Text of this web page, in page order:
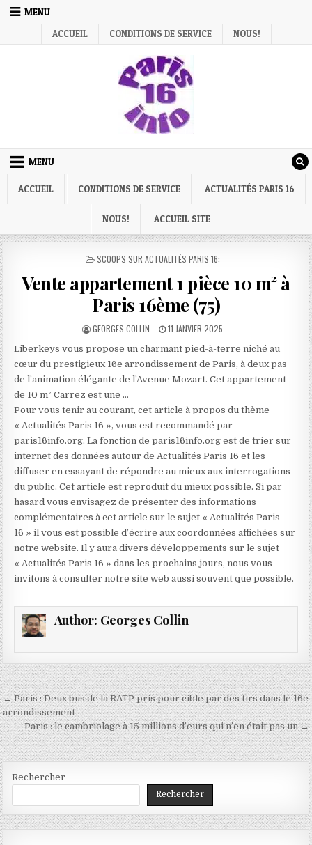
Skip
MENU
ACCUEIL
CONDITIONS DE SERVICE NOUS!
MENU
ACCUEIL CONDITIONS DE SERVICE ACTUALITÉS PARIS 16
NOUS! ACCUEIL SITE
POSTED
SCOOPS SUR ACTUALITÉS PARIS 16:
Vente appartement 1 pièce 10 m² à
Paris 16ème (75)
AUTHOR:
GEORGES COLLIN
PUBLISHED
11 JANVIER 2025
Liberkeys vous propose un charmant pied-à-terre niché au
cœur du prestigieux 16e arrondissement de Paris, à deux pas
de l’animation élégante de l’Avenue Mozart. Cet appartement
de 10 m² Carrez est une …
Pour vous tenir au courant, cet article à propos du thème
« Actualités Paris 16 », vous est recommandé par
paris16info.org. La fonction de paris16info.org est de trier sur
internet des données autour de Actualités Paris 16 et les
diffuser en essayant de répondre au mieux aux interrogations
du public. Cet article est reproduit du mieux possible. Si par
hasard vous envisagez de présenter des informations
complémentaires à cet article sur le sujet « Actualités Paris
16 » il vous est possible d’écrire aux coordonnées affichées sur
notre website. Il y aura divers développements sur le sujet
« Actualités Paris 16 » dans les prochains jours, nous vous
invitons à consulter notre site web aussi souvent que possible.
Author: Georges Collin
Navigation
de
l’article
← Paris : Deux bus de la RATP pris pour cible par des tirs dans le 16e
arrondissement
Paris : le cambriolage à 15 millions d’eurs qui n’en était pas un →
Rechercher
Rechercher